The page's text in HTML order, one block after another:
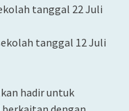
tanggal 22 Juli
tanggal 12 Juli
hadir untuk